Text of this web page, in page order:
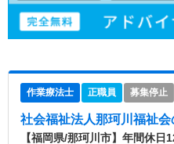
作業療法士 正職員 募集停止
社会福祉法人那珂川福祉会
【福岡県/那珂川市】年間休